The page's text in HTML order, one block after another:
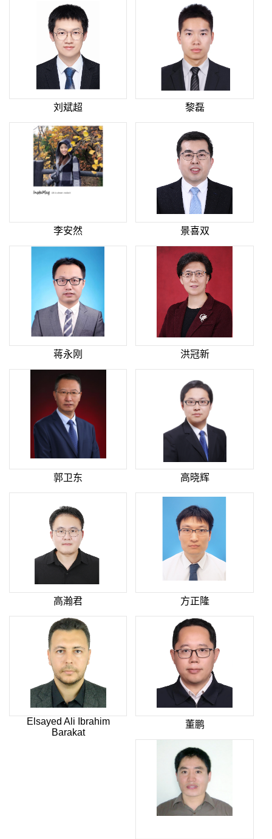
刘斌超 黎磊
李安然 景喜双
蒋永刚 洪冠新
郭卫东 高晓辉
高瀚君 方正隆
Elsayed Ali Ibrahim
Barakat
董鹏